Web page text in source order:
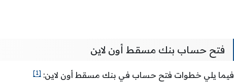
فتح حساب بنك مسقط أون لاين
فيما يلي خطوات فتح حساب في بنك مسقط أون لاين: [1]